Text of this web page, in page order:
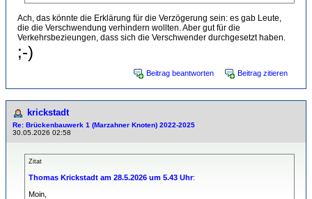
Ach, das könnte die Erklärung für die Verzögerung sein: es gab Leute,
die die Verschwendung verhindern wollten. Aber gut für die
Verkehrsbezieungen, dass sich die Verschwender durchgesetzt haben.
;-)
Beitrag beantworten Beitrag zitieren
krickstadt
Re: Brückenbauwerk 1 (Marzahner Knoten) 2022-2025
30.05.2026 02:58
Zitat
Thomas Krickstadt am 28.5.2026 um 5.43 Uhr:
Moin,